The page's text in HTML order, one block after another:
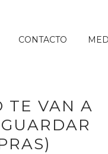
CONTACTO
TE VAN A